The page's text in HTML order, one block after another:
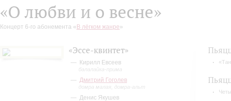
«О любви и о весне»
Концерт 6-го абонемента « В лёгком жанре»
«Эссе-квинтет»
Кирилл Евсеев
балалайка-прима
Дмитрий Гоголев
домра малая, домра-альт
Денис Якушев